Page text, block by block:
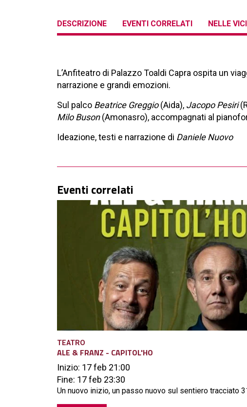
DESCRIZIONE EVENTI CORRELATI NELLE
L’Anfiteatro di Palazzo Toaldi Capra ospita un
narrazione e grandi emozioni.
Sul palco Beatrice Greggio(Aida), Jacopo Pesiri
Milo Buson(Amonasro), accompagnati al
Ideazione, testi e narrazione di Daniele Nuovo
Eventi correlati
TEATRO
ALE & FRANZ - CAPITOL'HO
Inizio: 17 feb 21:00
Fine: 17 feb 23:30
Un nuovo inizio, un passo nuovo sul sentiero tracciato